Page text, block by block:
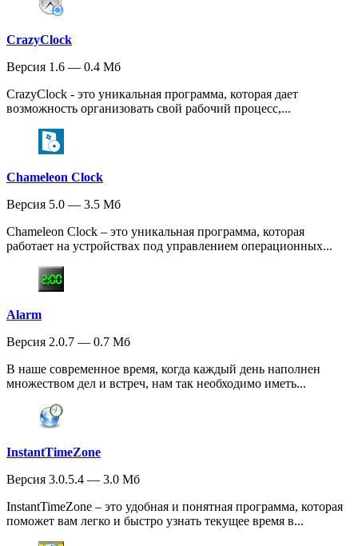
CrazyClock
Версия 1.6 — 0.4 Мб
CrazyClock - это уникальная программа, которая дает
возможность организовать свой рабочий процесс,...
Chameleon Clock
Версия 5.0 — 3.5 Мб
Chameleon Clock – это уникальная программа, которая
работает на устройствах под управлением операционных...
Alarm
Версия 2.0.7 — 0.7 Мб
В наше современное время, когда каждый день наполнен
множеством дел и встреч, нам так необходимо иметь...
InstantTimeZone
Версия 3.0.5.4 — 3.0 Мб
InstantTimeZone – это удобная и понятная программа, которая
поможет вам легко и быстро узнать текущее время в...